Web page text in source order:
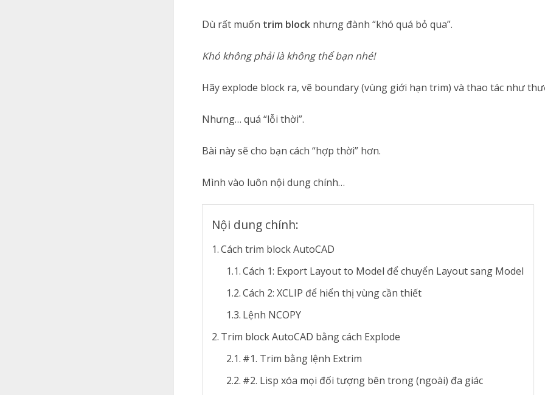
Dù rất muốn trim block nhưng đành “khó quá bỏ qua”.
Khó không phải là không thể bạn nhé!
Hãy explode block ra, vẽ boundary (vùng giới hạn trim) và thao tác như
Nhưng… quá “lỗi thời”.
Bài này sẽ cho bạn cách “hợp thời” hơn.
Mình vào luôn nội dung chính…
Nội dung chính:
Cách trim block AutoCAD
Cách 1: Export Layout to Model để chuyển Layout sang Model
Cách 2: XCLIP để hiển thị vùng cần thiết
Lệnh NCOPY
Trim block AutoCAD bằng cách Explode
#1. Trim bằng lệnh Extrim
#2. Lisp xóa mọi đối tượng bên trong (ngoài) đa giác